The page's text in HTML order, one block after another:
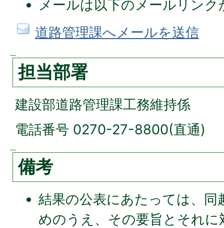
メールは以下のメールリン
道路管理課へメールを送信
担当部署
建設部道路管理課工務維持係
電話番号 0270-27-8800(直通)
備考
結果の公表にあたっては、同
めのうえ、その要旨とそれ